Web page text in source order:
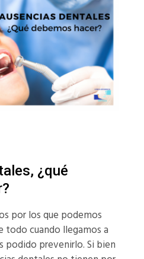
¿qué
por los que podemos
todo cuando llegamos a
podido prevenirlo. Si bien